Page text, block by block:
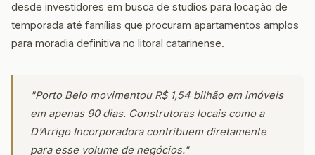
desde investidores em busca de studios para locação de
temporada até famílias que procuram apartamentos amplos
para moradia definitiva no litoral catarinense.
"Porto Belo movimentou R$ 1,54 bilhão em imóveis
em apenas 90 dias. Construtoras locais como a
D’Arrigo Incorporadora contribuem diretamente
para esse volume de negócios."